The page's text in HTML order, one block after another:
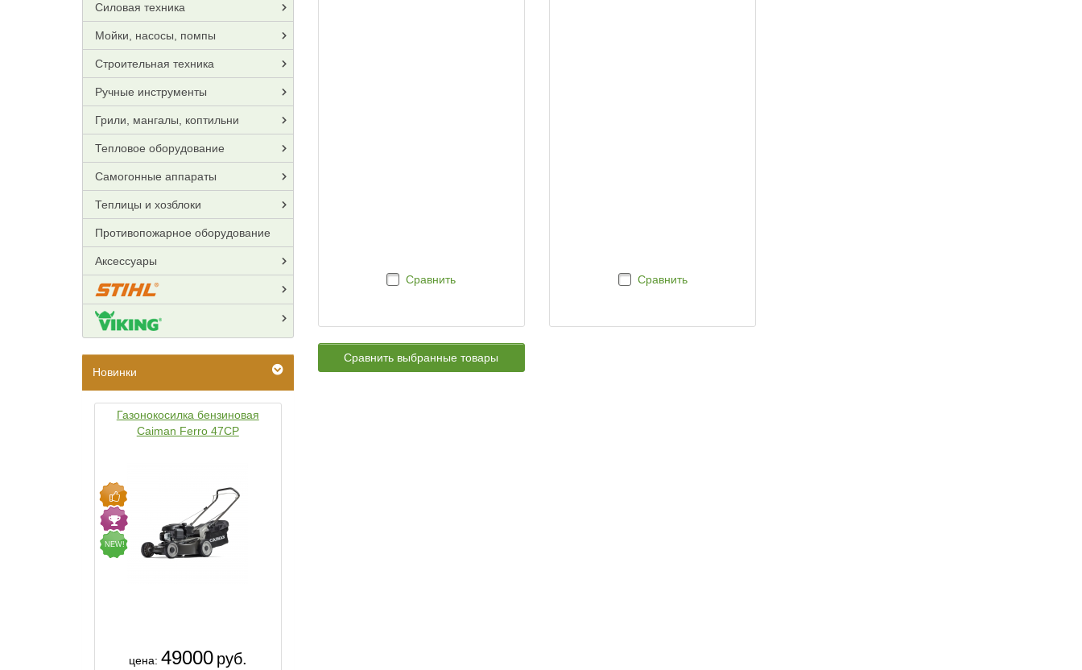
Силовая техника
Мойки, насосы, помпы
Строительная техника
Ручные инструменты
Грили, мангалы, коптильни
Тепловое оборудование
Самогонные аппараты
Теплицы и хозблоки
Противопожарное оборудование
Аксессуары
Новинки
Газонокосилка бензиновая
Caiman Ferro 47CP
NEW!
цена: 49000 руб.
Сравнить Сравнить
Сравнить выбранные товары